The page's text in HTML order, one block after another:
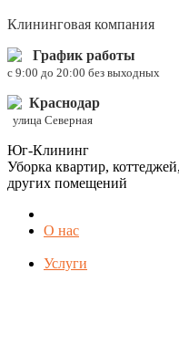
Клининговая компания
График работы
c 9:00 до 20:00 без выходных
Краснодар
улица Северная
Юг-Клининг
Уборка квартир,
других помещений
О нас
Услуги